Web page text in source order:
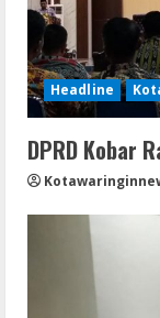
Headline
DPRD Kobar